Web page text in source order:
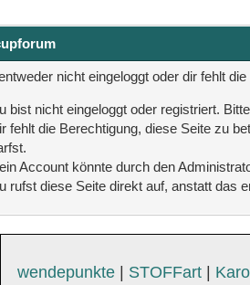
nicht eingeloggt oder dir fehlt
bist nicht eingeloggt oder registriert.
fehlt die Berechtigung, diese Seite zu
Account könnte durch den
rufst diese Seite direkt auf, anstatt das
wendepunkte| STOFFart|